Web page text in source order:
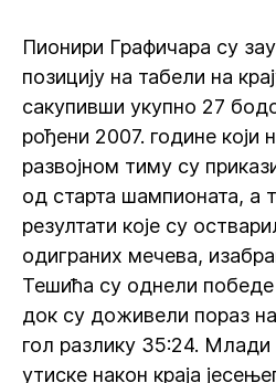
Пионири Графичара су
позицију на табели на
сакупивши укупно 27
рођени 2007. године који
развојном тиму су
од старта шампионата, а
резултати које су
одиграних мечева,
Тешића су однели
док су доживели пораз
гол разлику 35:24. Млади
утиске након краја